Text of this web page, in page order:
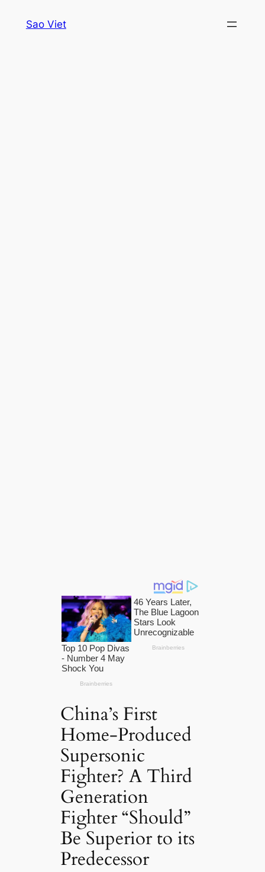
Sao Viet
China’s First
Home-Produced
Supersonic
Fighter? A Third
Generation
Fighter “Should”
Be Superior to its
Predecessor